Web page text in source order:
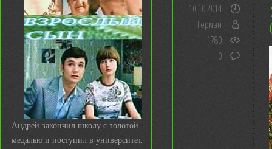
Андрей закончил школу с золотой
медалью и поступил в университет. В
10.10.2014
Герман
1780
0